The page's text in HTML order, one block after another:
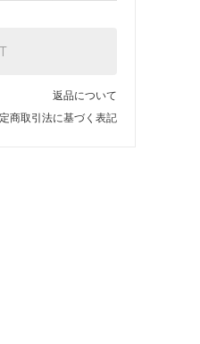
返品について
商取引法に基づく表記